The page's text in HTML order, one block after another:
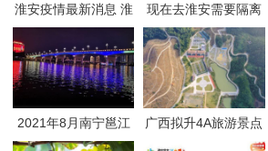
淮安疫情最新消息 淮
安疫情防控政策
现在去淮安需要隔离
吗 淮安最新隔离政策
2021年8月南宁邕江
夜游活动
广西拟升4A旅游景点